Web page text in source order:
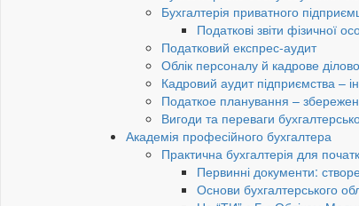
Бухгалтерія приватного
Податкові звіти фізичної
Податковий експрес-аудит
Облік персоналу й кадрове
Кадровий аудит підприємства –
Податкое планування –
Вигоди та переваги
Академія професійного бухгалтера
Практична бухгалтерія для
Первинні документи:
Основи бухгалтерського